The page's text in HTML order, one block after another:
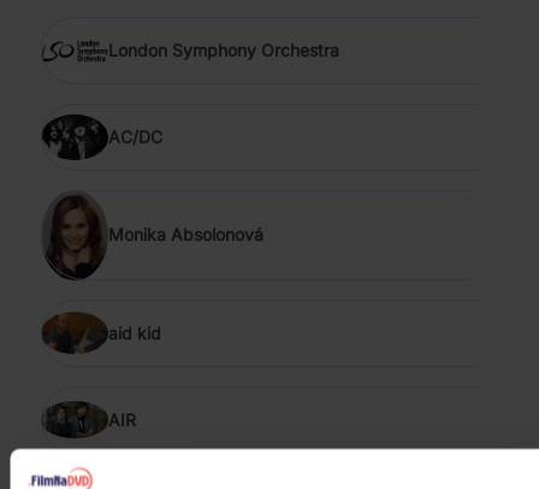
London Symphony Orchestra
AC/DC
Monika Absolonová
aid kid
AIR